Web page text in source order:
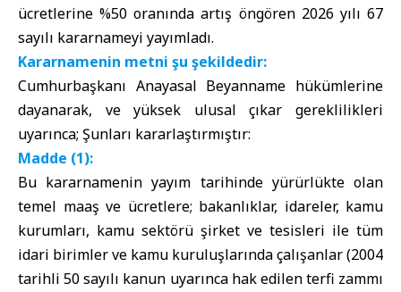
ücretlerine %50 oranında artış öngören 2026 yılı 67
sayılı kararnameyi yayımladı.
Kararnamenin metni şu şekildedir:
Cumhurbaşkanı Anayasal Beyanname hükümlerine
dayanarak, ve yüksek ulusal çıkar gereklilikleri
uyarınca; Şunları kararlaştırmıştır:
Madde (1):
Bu kararnamenin yayım tarihinde yürürlükte olan
temel maaş ve ücretlere; bakanlıklar, idareler, kamu
kurumları, kamu sektörü şirket ve tesisleri ile tüm
idari birimler ve kamu kuruluşlarında çalışanlar (2004
tarihli 50 sayılı kanun uyarınca hak edilen terfi zammı